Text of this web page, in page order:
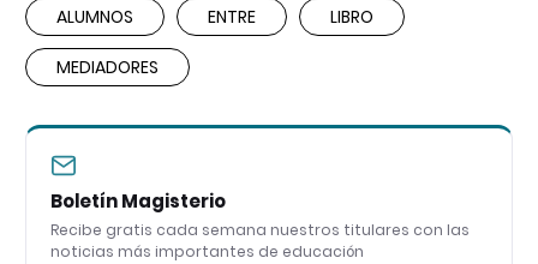
ALUMNOS ENTRE LIBRO
MEDIADORES
Boletín Magisterio
Recibe gratis cada semana nuestros titulares con las
noticias más importantes de educación